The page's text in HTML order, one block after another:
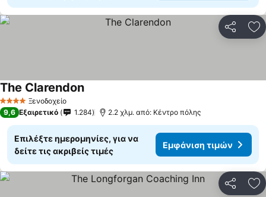
4 ΑστέριαΞενοδοχείο
The ClarendonΕμφάνιση τιμών
9,6 Εξαιρετικό 1.284 2.2 χλμ. από: Κέντρο πόλης
Επιλέξτε ημερομηνίες, για να
δείτε τις ακριβείς τιμές
Εμφάνιση τιμών